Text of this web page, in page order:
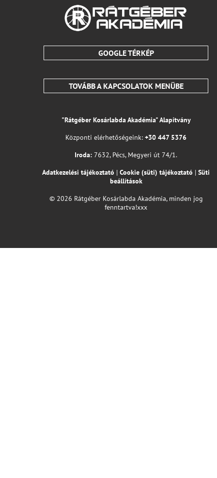
GOOGLE TÉRKÉP
TOVÁBB A KAPCSOLATOK MENÜBE
"Rátgéber Kosárlabda Akadémia" Alapítvány
Központi elérhetőségeink: +30 447 5376
Iroda: 7632, Pécs, Megyeri út 74/1.
Adatkezelési tájékoztató | Cookie (süti) tájékoztató | Süti
beállítások
© 2026 Rátgéber Kosárlabda Akadémia, minden jog
fenntartva!xxx